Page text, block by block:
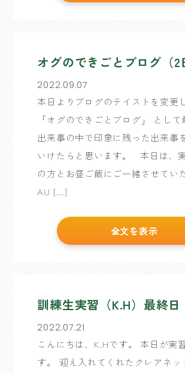
オグのできごとブログ（2
2022.09.07
本日よりブログのテイストを変更
「オグのできごとブログ」 として
出来事の中で印象に残った出来事
いけたらと思います。 本日は、
の方とお昼ご飯にご一緒させてい
AU […]
全文を表示
訓練生実習（K.H）最終日
2022.07.21
こんにちは、K.Hです。 本日が実
す。 迎え入れてくれたクレアネッ